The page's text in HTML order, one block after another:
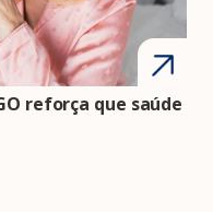
reforça que saúde